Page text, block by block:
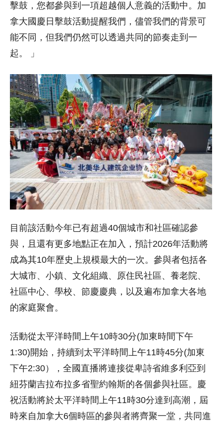
擊鼓，您都參與到一項超越個人意義的活動中。加
拿大國慶日擊鼓活動提醒我們，儘管我們的背景可
能不同，但我們仍然可以透過共同的節奏走到一
起。 」
目前該活動今年已有超過40個城市和社區確認參
與，且還有更多地點正在加入，預計2026年活動將
成為其10年歷史上規模最大的一次。參與者包括各
大城市、小鎮、文化組織、原住民社區、養老院、
社區中心、學校、節慶慶典，以及遍布加拿大各地
的家庭聚會。
活動從太平洋時間上午10時30分(加東時間下午
1:30)開始，持續到太平洋時間上午11時45分(加東
下午2:30），全國直播將連接從卑詩省維多利亞到
紐芬蘭吉拉布拉多省聖約翰斯的各個參與社區。慶
祝活動將於太平洋時間上午11時30分達到高潮，屆
時來自加拿大6個時區的參與者將齊聚一堂，共同進